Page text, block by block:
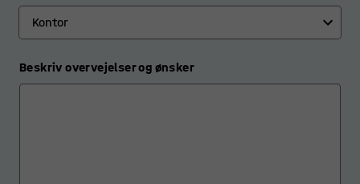
Beskriv overvejelser og ønsker